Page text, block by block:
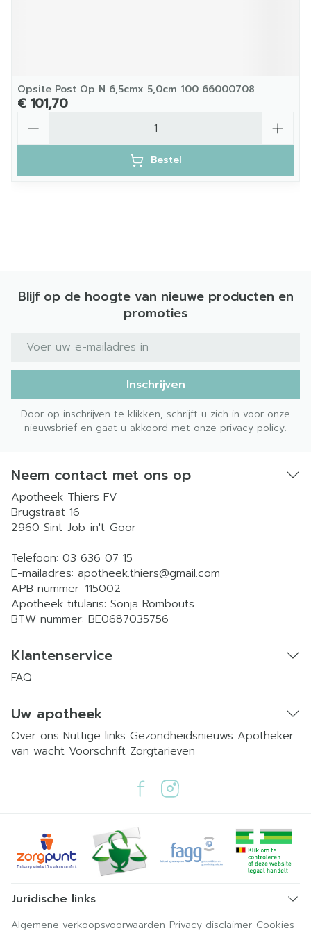
Opsite Post Op N 6,5cmx 5,0cm 100 66000708
€ 101,70
Bestel
Blijf op de hoogte van nieuwe producten en
promoties
E-mail adres
Inschrijven
Door op inschrijven te klikken, schrijft u zich in voor onze
nieuwsbrief en gaat u akkoord met onze privacy policy.
Neem contact met ons op
Apotheek Thiers FV
Brugstraat 16
2960 Sint-Job-in't-Goor
Telefoon: 03 636 07 15
E-mailadres: apotheek.thiers@gmail.com
APB nummer: 115002
Apotheek titularis: Sonja Rombouts
BTW nummer: BE0687035756
Klantenservice
FAQ
Uw apotheek
Over ons Nuttige links Gezondheidsnieuws Apotheker
van wacht Voorschrift Zorgtarieven
Juridische links
Algemene verkoopsvoorwaarden Privacy disclaimer Cookies